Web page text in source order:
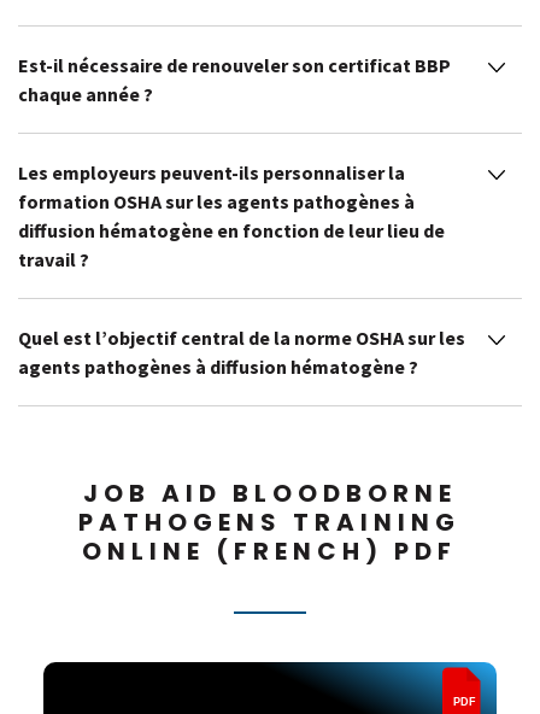
Est-il nécessaire de renouveler son certificat BBP
chaque année ?
Les employeurs peuvent-ils personnaliser la
formation OSHA sur les agents pathogènes à
diffusion hématogène en fonction de leur lieu de
travail ?
Quel est l’objectif central de la norme OSHA sur les
agents pathogènes à diffusion hématogène ?
JOB AID BLOODBORNE
PATHOGENS TRAINING
ONLINE (FRENCH) PDF
PDF